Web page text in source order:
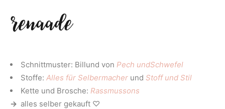
Schnittmuster: Billund von Pech undSchwefel
Stoffe: Alles für Selbermacher und Stoff und Stil
Kette und Brosche: Rassmussons
→ alles selber gekauft ♡